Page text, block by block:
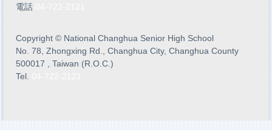
電話
Copyright © National Changhua Senior High School
No. 78, Zhongxing Rd., Changhua City, Changhua County
500017 , Taiwan (R.O.C.)
Tel.